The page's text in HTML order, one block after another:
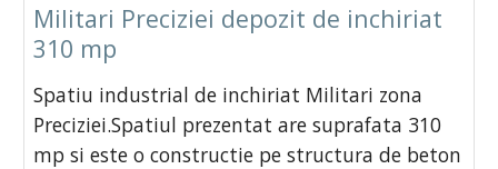
Militari Preciziei depozit de inchiriat
310 mp
Spatiu industrial de inchiriat Militari zona
Preciziei.Spatiul prezentat are suprafata 310
mp si este o constructie pe structura de beton